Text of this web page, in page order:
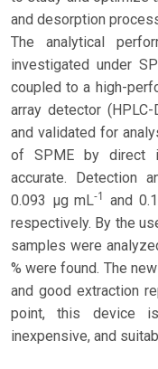
and desorption
The analytical
investigated under
coupled to a high-
array detector
and validated for
of SPME by direct
accurate. Detection
0.093 μg mL-1 and
respectively. By the
samples were
% were found. The
and good extraction
point, this device
inexpensive, and